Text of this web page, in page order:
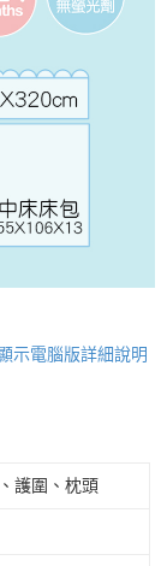
示電腦版詳細說明
護圍、枕頭